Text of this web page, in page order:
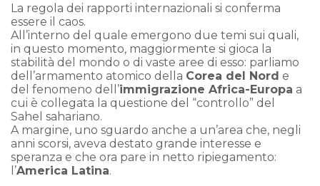
La regola dei rapporti internazionali si conferma
essere il caos.
All’interno del quale emergono due temi sui quali,
in questo momento, maggiormente si gioca la
stabilità del mondo o di vaste aree di esso: parliamo
dell’armamento atomico della Corea del Nord e
del fenomeno dell’immigrazione Africa-Europa a
cui è collegata la questione del “controllo” del
Sahel sahariano.
A margine, uno sguardo anche a un’area che, negli
anni scorsi, aveva destato grande interesse e
speranza e che ora pare in netto ripiegamento:
l’America Latina.